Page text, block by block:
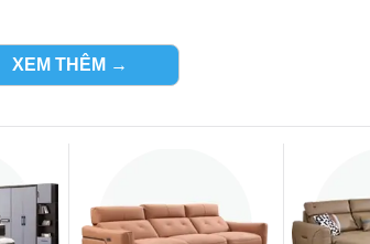
bộ ghế sofa giúp mang đến những giá trị
XEM THÊM →